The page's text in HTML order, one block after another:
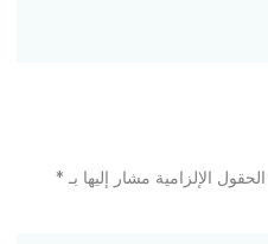
الحقول الإلزامية مشار إليها بـ *